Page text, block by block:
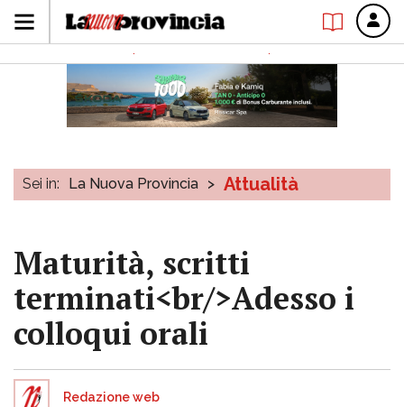
Sei in: La Nuova Provincia > Attualità
Maturità, scritti
terminati<br/>Adesso i
colloqui orali
Redazione web